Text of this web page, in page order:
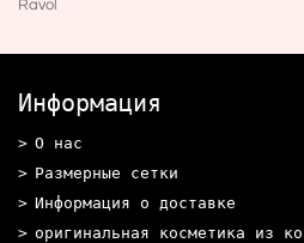
Ravol
Информация
О нас
Размерные сетки
Информация о доставке
оригинальная косметика из